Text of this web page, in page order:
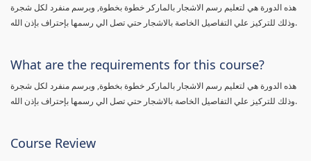
هذه الدورة هي لتعليم رسم الاشجار بالماركر خطوة بخطوة, وبرسم منفرد لكل شجرة
وذلك للتركيز علي التفاصيل الخاصة بالاشجار حتي تصل الي رسمها بإحتراف بإذن الله.
What are the requirements for this course?
هذه الدورة هي لتعليم رسم الاشجار بالماركر خطوة بخطوة, وبرسم منفرد لكل شجرة
وذلك للتركيز علي التفاصيل الخاصة بالاشجار حتي تصل الي رسمها بإحتراف بإذن الله.
Course Review